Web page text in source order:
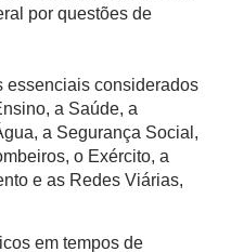
por questões de
essenciais considerados
a Saúde, a
a Segurança Social,
o Exército, a
e as Redes Viárias,
em tempos de